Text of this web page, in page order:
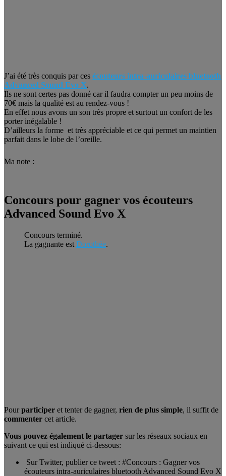
J’ai été très conquis par ces écouteurs intra-auriculaires bluetooth
Advanced Sound Evo X.
Ils ne sont certes pas donné car il faudra compter un peu moins de
70€ mais la qualité est au rendez-vous !
En effet nous avons un son très propre et surtout un confort de les
porter inégalable !
D’ailleurs la forme et très appréciable et ce qui permet un maintien
parfait dans le lobe de l’oreille.
Ma note :
Concours pour gagner vos écouteurs
Advanced Sound Evo X
Concours terminé.
La gagnante est Dorothée.
Pourparticiper et tenter de gagner, rien de plus simple, il suffit de
commenter cet article.
Vous pouvez également le partager sur les réseaux sociaux en
suivant ce qui est indiqué ci-dessous:
Sur Twitter, publier ce tweet : #Concours : Gagner vos
écouteurs intra-auriculaires bluetooth Advanced Sound Evo X